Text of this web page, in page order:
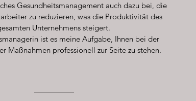
Gesundheitsmanagement auch dazu bei, die
zu reduzieren, was die Produktivität des
Unternehmens steigert.
ist es meine Aufgabe, Ihnen bei der
Maßnahmen professionell zur Seite zu stehen.